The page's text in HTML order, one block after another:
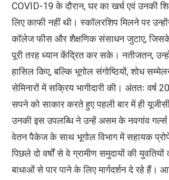
COVID-19 के दौरान,घर का खर्च एवं उनकी
लिए काफी नहीं थी। स्कॉलरशिप मिलने पर
कॉलेज फीस और शैक्षणिक संसाधन जुटाए,
पूरी तरह ध्यान केंद्रित कर सके। नतीजतन,
हासिल किए,बल्कि भूगोल संगोष्ठियों,शोध
सेमिनारों में सक्रिय भागीदारी की। अंततः वर्ष
सपने को साकार करते हुए पहली बार में ही यूजीसी
उनकी इस उपलब्धि ने उन्हें असम के नवगांव
वेतन पैकेज के साथ भूगोल विभाग में सहायक
पिछले दो वर्षों से वे ग्रामीण समुदायों की युवतियों
बाधाओं से पार पाने के लिए मार्गदर्शन दे रहे हैं।